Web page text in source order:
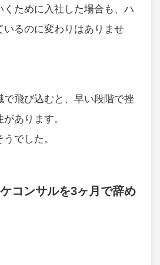
くために入社した場合も、ハ
いるのに変わりはありませ
で飛び込むと、早い段階で挫
あります。
でした。
コンサルを3ヶ月で辞め